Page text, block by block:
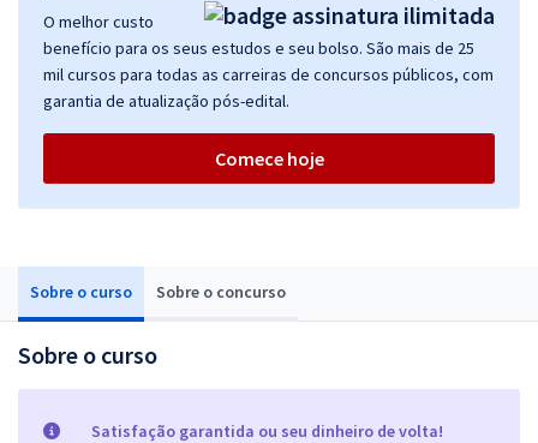
Sobre o curso Sobre o concurso
Sobre o curso
Satisfação garantida ou seu dinheiro de volta!
O melhor custo
benefício para os seus estudos e seu bolso. São mais de 25
mil cursos para todas as carreiras de concursos públicos, com
garantia de atualização pós-edital.
Comece hoje